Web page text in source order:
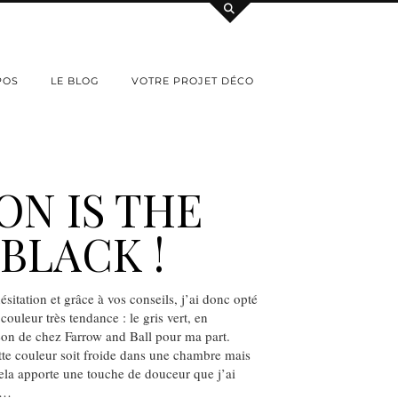
LE BLOG VOTRE PROJET DÉCO
IS THE
!
et grâce à vos conseils, j’ai donc opté
très tendance : le gris vert, en
de chez Farrow and Ball pour ma part.
couleur soit froide dans une chambre mais
apporte une touche de douceur que j’ai